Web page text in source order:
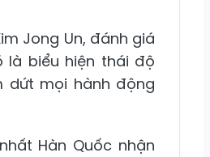
Jong Un, đánh giá
là biểu hiện thái độ
dứt mọi hành động
Hàn Quốc nhận